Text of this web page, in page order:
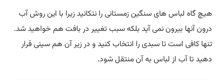
هیچ گاه لباس های سنگین زمستانی را نتکانید زیرا با این روش آب
درون آنها بیرون نمی آید بلکه سبب تغییر در بافت هم خواهید شد.
تنها کافی است تا سبدی را انتخاب کنید و در زیر آن هم سینی قرار
دهید تا آب از لباس به آن منتقل شود.